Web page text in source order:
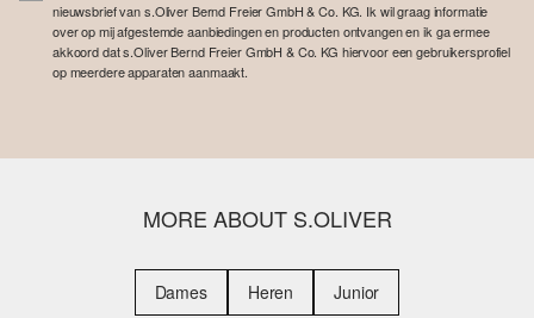
nieuwsbrief van s.Oliver Bernd Freier GmbH & Co. KG. Ik wil graag informatie
over op mij afgestemde aanbiedingen en producten ontvangen en ik ga ermee
akkoord dat s.Oliver Bernd Freier GmbH & Co. KG hiervoor een gebruikersprofiel
op meerdere apparaten aanmaakt.
MORE ABOUT S.OLIVER
Dames Heren Junior